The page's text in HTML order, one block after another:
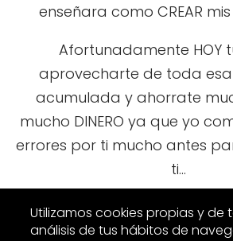
enseñara como CREAR
Afortunadamente HOY
aprovecharte de toda esa
acumulada y ahorrate
mucho DINERO ya que yo
errores por ti mucho antes
ti...
!!! NOS VEMOS
Utilizamos cookies propias y de
análisis de tus hábitos de